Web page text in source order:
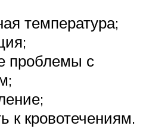
температура;
проблемы с
к кровотечениям.